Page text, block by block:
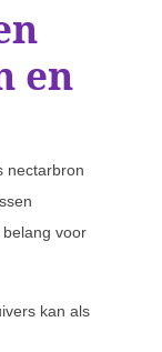
en
nectarbron
voor
kan als